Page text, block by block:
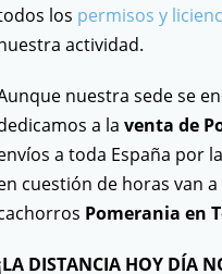
los permisos y
actividad.
nuestra sede se
a la venta de
a toda España por
cuestión de horas van
Pomerania en
DISTANCIA HOY DÍA